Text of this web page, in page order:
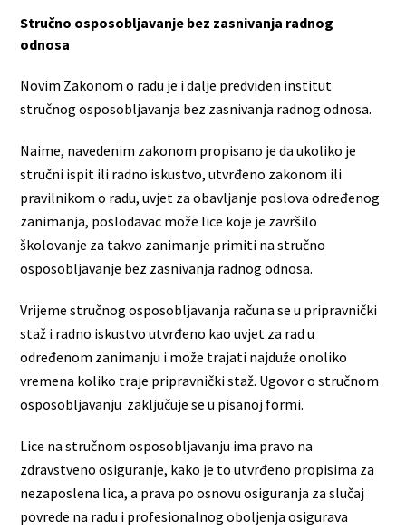
Stručno osposobljavanje bez zasnivanja radnog
odnosa
Novim Zakonom o radu je i dalje predviđen institut
stručnog osposobljavanja bez zasnivanja radnog odnosa.
Naime, navedenim zakonom propisano je da ukoliko je
stručni ispit ili radno iskustvo, utvrđeno zakonom ili
pravilnikom o radu, uvjet za obavljanje poslova određenog
zanimanja, poslodavac može lice koje je završilo
školovanje za takvo zanimanje primiti na stručno
osposobljavanje bez zasnivanja radnog odnosa.
Vrijeme stručnog osposobljavanja računa se u pripravnički
staž i radno iskustvo utvrđeno kao uvjet za rad u
određenom zanimanju i može trajati najduže onoliko
vremena koliko traje pripravnički staž. Ugovor o stručnom
osposobljavanju zaključuje se u pisanoj formi.
Lice na stručnom osposobljavanju ima pravo na
zdravstveno osiguranje, kako je to utvrđeno propisima za
nezaposlena lica, a prava po osnovu osiguranja za slučaj
povrede na radu i profesionalnog oboljenja osigurava